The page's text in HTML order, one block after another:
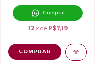
Comprar
12 x de R$7,19